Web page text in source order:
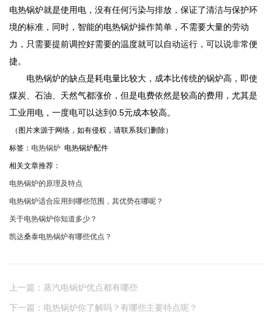
电热锅炉就是使用电，没有任何污染与排放，保证了清洁与保护环
境的标准，同时，智能的电热锅炉操作简单，不需要大量的劳动
力，只需要提前调控好需要的温度就可以自动运行，可以说非常便
捷。
电热锅炉的缺点是耗电量比较大，成本比传统的锅炉高，即使
煤炭、石油、天然气都涨价，但是电费依然是较高的费用，尤其是
工业用电，一度电可以达到0.5元成本较高。
（图片来源于网络，如有侵权，请联系我们删除）
标签： 电热锅炉 电热锅炉配件
相关文章推荐：
电热锅炉的原理及特点
电热锅炉适合应用到哪些范围，其优势在哪呢？
关于电热锅炉你知道多少？
凯达桑泰电热锅炉有哪些优点？
上一篇：蒸汽电锅炉优点都有哪些
下一篇：电热锅炉你了解吗？有哪些主要特点呢？